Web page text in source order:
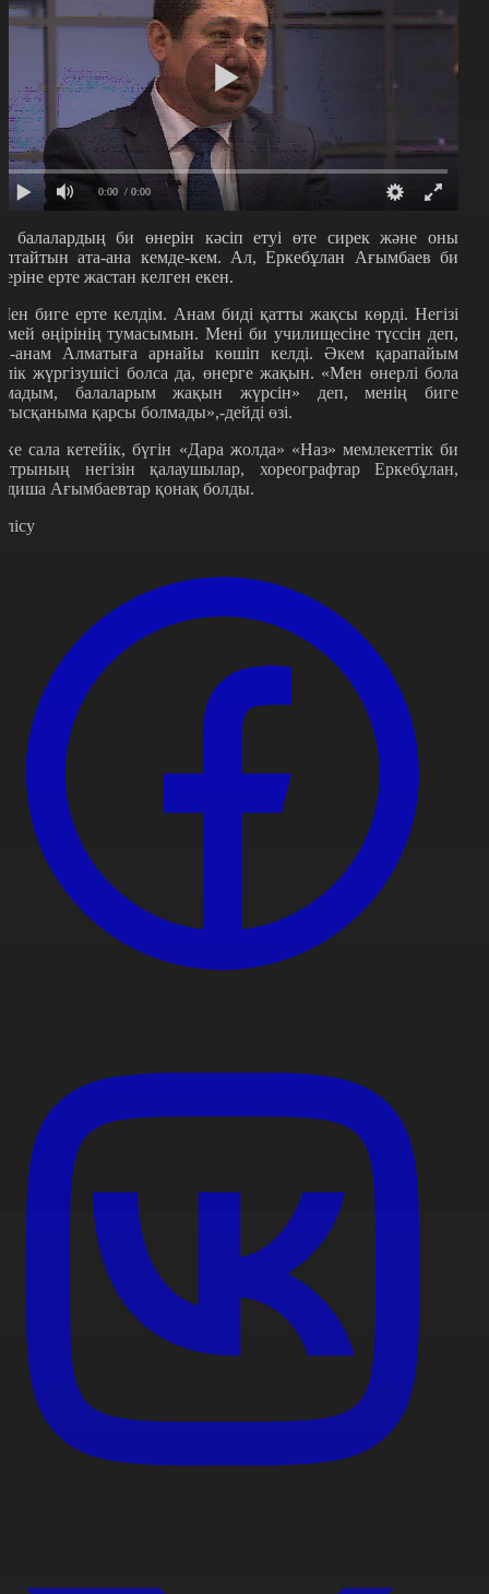
0:00 / 0:00
балалардың би өнерін кәсіп етуі өте сирек және оны
ата-ана кемде-кем. Ал, Еркебұлан Ағымбаев би
ерте жастан келген екен.
биге ерте келдім. Анам биді қатты жақсы көрді. Негізі
өңірінің тумасымын. Мені би училищесіне түссін деп,
анам Алматыға арнайы көшіп келді. Әкем қарапайым
жүргізушісі болса да, өнерге жақын. «Мен өнерлі бола
балаларым жақын жүрсін» деп, менің биге
қарсы болмады»,-дейді өзі.
сала кетейік, бүгін «Дара жолда» «Наз» мемлекеттік би
негізін қалаушылар, хореографтар Еркебұлан,
Ағымбаевтар қонақ болды.